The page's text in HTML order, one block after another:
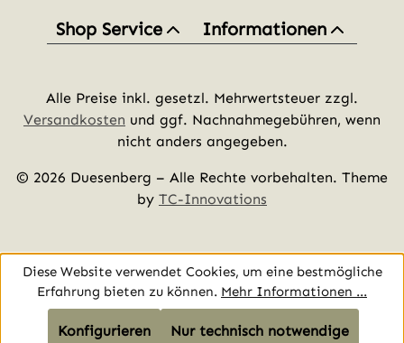
Shop Service Informationen
Alle Preise inkl. gesetzl. Mehrwertsteuer zzgl.
Versandkosten und ggf. Nachnahmegebühren, wenn
nicht anders angegeben.
© 2026 Duesenberg – Alle Rechte vorbehalten. Theme
by TC-Innovations
Diese Website verwendet Cookies, um eine bestmögliche
Erfahrung bieten zu können. Mehr Informationen ...
Nur technisch notwendige
Konfigurieren